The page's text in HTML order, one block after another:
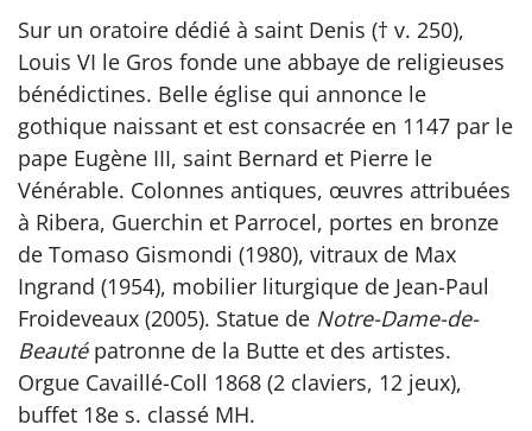
Sur un oratoire dédié à saint Denis († v. 250),
Louis VI le Gros fonde une abbaye de religieuses
bénédictines. Belle église qui annonce le
gothique naissant et est consacrée en 1147 par le
pape Eugène III, saint Bernard et Pierre le
Vénérable. Colonnes antiques, œuvres attribuées
à Ribera, Guerchin et Parrocel, portes en bronze
de Tomaso Gismondi (1980), vitraux de Max
Ingrand (1954), mobilier liturgique de Jean-Paul
Froideveaux (2005). Statue de Notre-Dame-de-
Beautépatronne de la Butte et des artistes.
Orgue Cavaillé-Coll 1868 (2 claviers, 12 jeux),
buffet 18e s. classé MH.